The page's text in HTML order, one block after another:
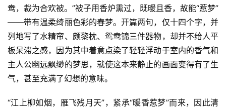
鸯，裁为合欢被。”被子用香炉熏过，既暖且香，故能“惹梦”
——带有温柔绮丽色彩的春梦。开篇两句，仅十四个字，并
列地写了水精帘、颇黎枕、鸳鸯锦三件器物，却并不给人平
板呆滞之感，因为其中着意点染了轻轻浮动于室内的香气和
主人公幽远飘缈的梦思，就使这本来静止的画面变得有了生
气，甚至充满了幻想的意味。
“江上柳如烟，雁飞残月天”，紧承“暖香惹梦”而来，因此清